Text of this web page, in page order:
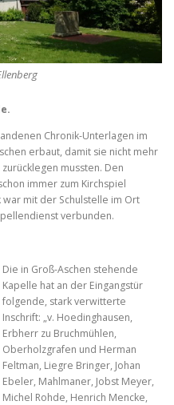
f
o
n
s
i
z
e
.
Chronik-Unterlagen im
erbaut, damit sie nicht mehr
mussten. Den
immer zum Kirchspiel
mit der Schulstelle im Ort
verbunden.
Die in Groß-Aschen stehende
Kapelle hat an der Eingangstür
folgende, stark verwitterte
Inschrift: „v. Hoedinghausen,
Erbherr zu Bruchmühlen,
Oberholzgrafen und Herman
Feltman, Liegre Bringer, Johan
Ebeler, Mahlmaner, Jobst Meyer,
Michel Rohde, Henrich Mencke,